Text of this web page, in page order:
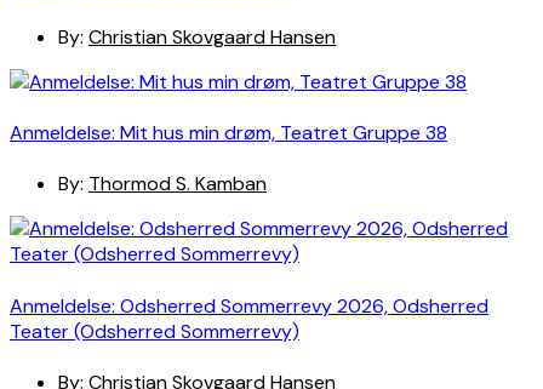
By: Christian Skovgaard Hansen
Anmeldelse: Mit hus min drøm, Teatret Gruppe 38
By: Thormod S. Kamban
Anmeldelse: Odsherred Sommerrevy 2026, Odsherred
Teater (Odsherred Sommerrevy)
By: Christian Skovgaard Hansen